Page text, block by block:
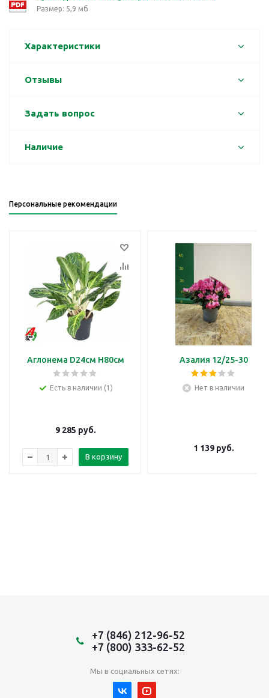
Размер: 5,9 мб
Характеристики
Отзывы
Задать вопрос
Наличие
Персональные рекомендации
Аглонема D24см H80см
Есть в наличии (1)
9 285 руб.
В корзину
Азалия 12/25-30
Нет в наличии
1 139руб.
+7 (846) 212-96-52
+7 (800) 333-62-52
Мы в социальных сетях: